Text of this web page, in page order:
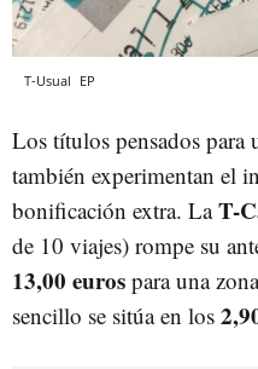
T-Usual EP
Los títulos pensados para
también experimentan el
bonificación extra. LaT-
de 10 viajes) rompe su
13,00 euros para una
sencillo se sitúa en los